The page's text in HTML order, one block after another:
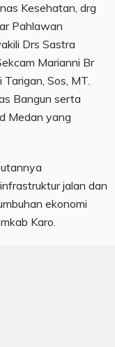
Kesehatan, drg
Pahlawan
Drs Sastra
Marianni Br
Sos, MT.
Bangun serta
Medan yang
jalan dan
ekonomi
Karo.